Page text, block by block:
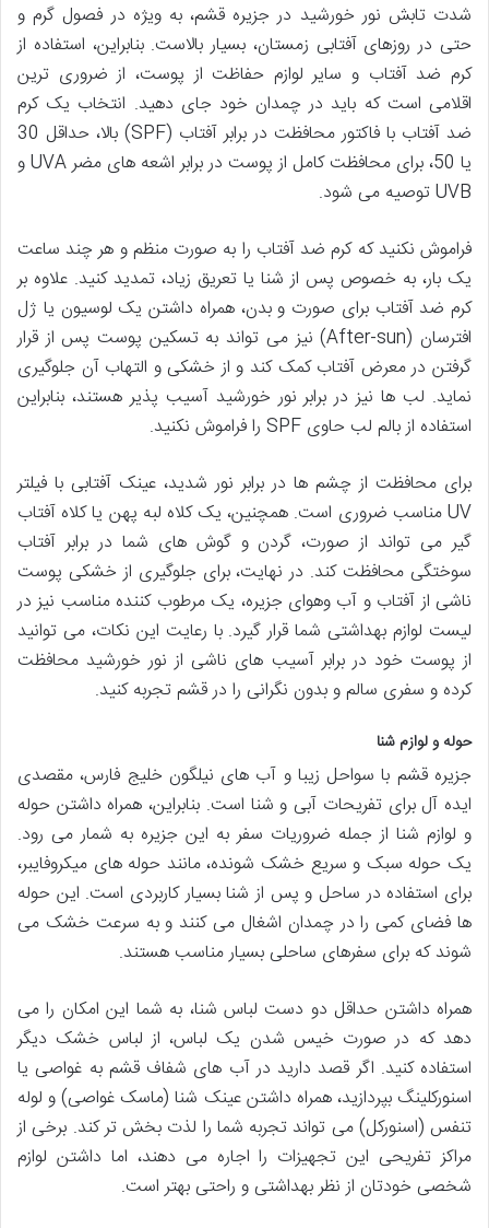
شدت تابش نور خورشید در جزیره قشم، به ویژه در فصول گرم و
حتی در روزهای آفتابی زمستان، بسیار بالاست. بنابراین، استفاده از
کرم ضد آفتاب و سایر لوازم حفاظت از پوست، از ضروری ترین
اقلامی است که باید در چمدان خود جای دهید. انتخاب یک کرم
ضد آفتاب با فاکتور محافظت در برابر آفتاب (SPF) بالا، حداقل 30
یا 50، برای محافظت کامل از پوست در برابر اشعه های مضر UVA و
UVB توصیه می شود.
فراموش نکنید که کرم ضد آفتاب را به صورت منظم و هر چند ساعت
یک بار، به خصوص پس از شنا یا تعریق زیاد، تمدید کنید. علاوه بر
کرم ضد آفتاب برای صورت و بدن، همراه داشتن یک لوسیون یا ژل
افترسان (After-sun) نیز می تواند به تسکین پوست پس از قرار
گرفتن در معرض آفتاب کمک کند و از خشکی و التهاب آن جلوگیری
نماید. لب ها نیز در برابر نور خورشید آسیب پذیر هستند، بنابراین
استفاده از بالم لب حاوی SPF را فراموش نکنید.
برای محافظت از چشم ها در برابر نور شدید، عینک آفتابی با فیلتر
UV مناسب ضروری است. همچنین، یک کلاه لبه پهن یا کلاه آفتاب
گیر می تواند از صورت، گردن و گوش های شما در برابر آفتاب
سوختگی محافظت کند. در نهایت، برای جلوگیری از خشکی پوست
ناشی از آفتاب و آب وهوای جزیره، یک مرطوب کننده مناسب نیز در
لیست لوازم بهداشتی شما قرار گیرد. با رعایت این نکات، می توانید
از پوست خود در برابر آسیب های ناشی از نور خورشید محافظت
کرده و سفری سالم و بدون نگرانی را در قشم تجربه کنید.
حوله و لوازم شنا
جزیره قشم با سواحل زیبا و آب های نیلگون خلیج فارس، مقصدی
ایده آل برای تفریحات آبی و شنا است. بنابراین، همراه داشتن حوله
و لوازم شنا از جمله ضروریات سفر به این جزیره به شمار می رود.
یک حوله سبک و سریع خشک شونده، مانند حوله های میکروفایبر،
برای استفاده در ساحل و پس از شنا بسیار کاربردی است. این حوله
ها فضای کمی را در چمدان اشغال می کنند و به سرعت خشک می
شوند که برای سفرهای ساحلی بسیار مناسب هستند.
همراه داشتن حداقل دو دست لباس شنا، به شما این امکان را می
دهد که در صورت خیس شدن یک لباس، از لباس خشک دیگر
استفاده کنید. اگر قصد دارید در آب های شفاف قشم به غواصی یا
اسنورکلینگ بپردازید، همراه داشتن عینک شنا (ماسک غواصی) و لوله
تنفس (اسنورکل) می تواند تجربه شما را لذت بخش تر کند. برخی از
مراکز تفریحی این تجهیزات را اجاره می دهند، اما داشتن لوازم
شخصی خودتان از نظر بهداشتی و راحتی بهتر است.